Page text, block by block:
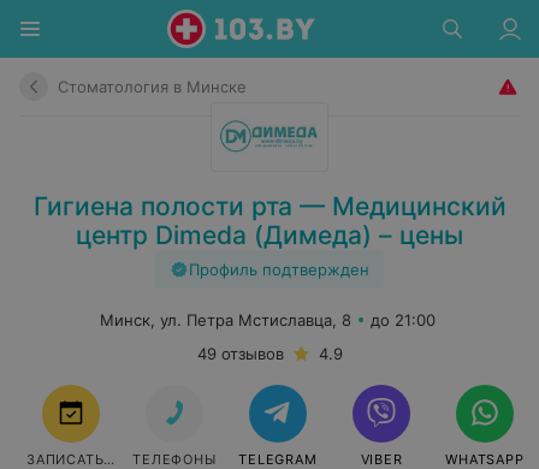
Стоматология в Минске
Гигиена полости рта — Медицинский
центр Dimeda (Димеда) – цены
Профиль подтвержден
Минск, ул. Петра Мстиславца, 8
до 21:00
49 отзывов
4.9
ЗАПИСАТЬСЯ ТЕЛЕФОНЫ TELEGRAM VIBER WHATSAPP